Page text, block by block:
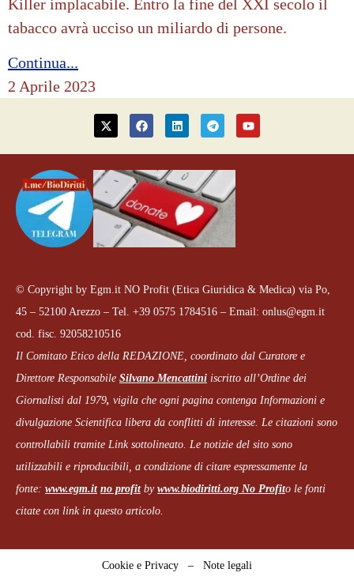
Killer implacabile. Entro la fine del XXI secolo il
tabacco avrà ucciso un miliardo di persone.
Continua...
2 Aprile 2023
© Copyright by Egm.it NO Profit (Etica Giuridica & Medica) via Po,
45 – 52100 Arezzo – Tel. +39 0575 1784516 – Email: onlus@egm.it
cod. fisc. 92058210516
Il Comitato Etico della REDAZIONE, coordinato dal Curatore e
Direttore Responsabile Silvano Mencattini iscritto all’Ordine dei
Giornalisti dal 1979, vigila che ogni pagina contenga Informazioni e
divulgazione Scientifica libera da conflitti di interesse. Le citazioni sono
controllabili tramite Link sottolineato. Le notizie del sito sono
utilizzabili e riproducibili, a condizione di citare espressamente la
fonte: www.egm.it no profitby www.biodiritti.org No Profito le fonti
citate con link in questo articolo.
Cookie e Privacy – Note legali